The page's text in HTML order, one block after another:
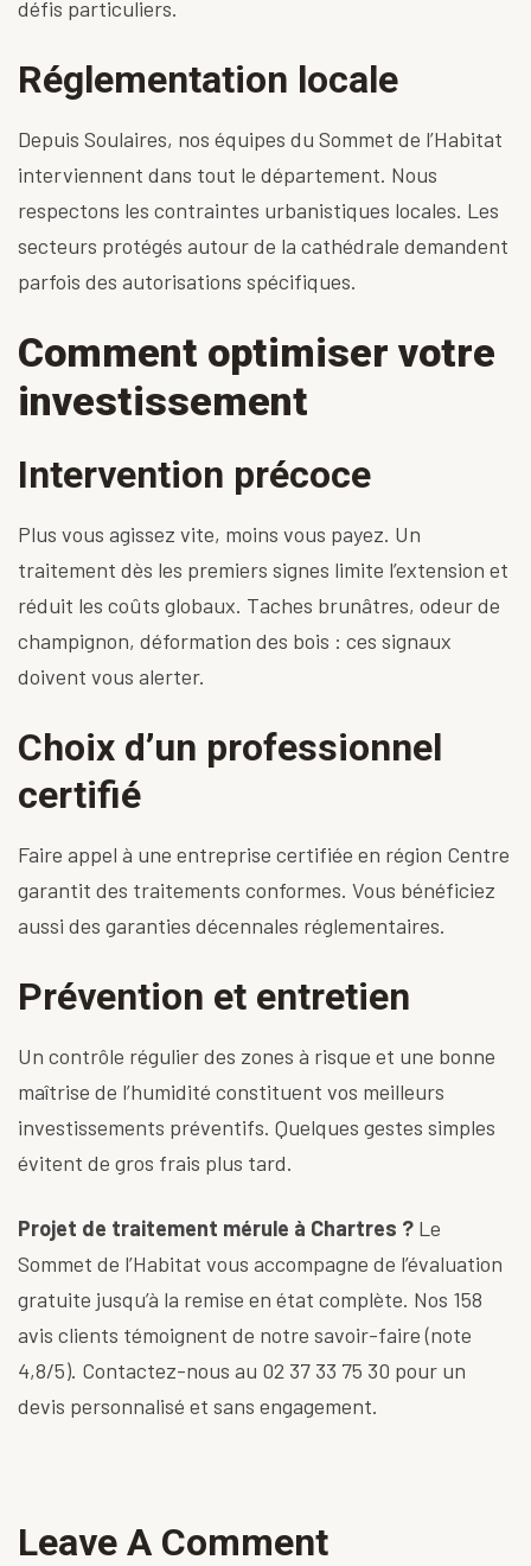
défis particuliers.
Réglementation locale
Depuis Soulaires, nos équipes du Sommet de l’Habitat
interviennent dans tout le département. Nous
respectons les contraintes urbanistiques locales. Les
secteurs protégés autour de la cathédrale demandent
parfois des autorisations spécifiques.
Comment optimiser votre
investissement
Intervention précoce
Plus vous agissez vite, moins vous payez. Un
traitement dès les premiers signes limite l’extension et
réduit les coûts globaux. Taches brunâtres, odeur de
champignon, déformation des bois : ces signaux
doivent vous alerter.
Choix d’un professionnel
certifié
Faire appel à une entreprise certifiée en région Centre
garantit des traitements conformes. Vous bénéficiez
aussi des garanties décennales réglementaires.
Prévention et entretien
Un contrôle régulier des zones à risque et une bonne
maîtrise de l’humidité constituent vos meilleurs
investissements préventifs. Quelques gestes simples
évitent de gros frais plus tard.
Projet de traitement mérule à Chartres ? Le
Sommet de l’Habitat vous accompagne de l’évaluation
gratuite jusqu’à la remise en état complète. Nos 158
avis clients témoignent de notre savoir-faire (note
4,8/5). Contactez-nous au 02 37 33 75 30 pour un
devis personnalisé et sans engagement.
Leave A Comment